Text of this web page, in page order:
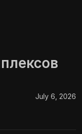
July 6, 2026